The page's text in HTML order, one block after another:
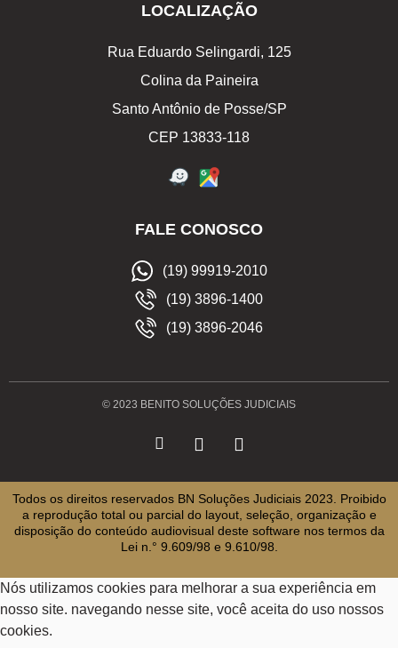
LOCALIZAÇÃO
Rua Eduardo Selingardi, 125
Colina da Paineira
Santo Antônio de Posse/SP
CEP 13833-118
FALE CONOSCO
(19) 99919-2010
(19) 3896-1400
(19) 3896-2046
© 2023 BENITO SOLUÇÕES JUDICIAIS
Todos os direitos reservados BN Soluções Judiciais 2023. Proibido
a reprodução total ou parcial do layout, seleção, organização e
disposição do conteúdo audiovisual deste software nos termos da
Lei n.° 9.609/98 e 9.610/98.
Nós utilizamos cookies para melhorar a sua experiência em
nosso site. navegando nesse site, você aceita do uso nossos
cookies.